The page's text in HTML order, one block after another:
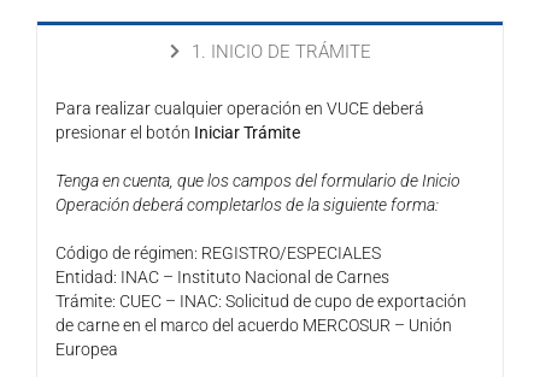
1. INICIO DE TRÁMITE
Para realizar cualquier operación en VUCE deberá
presionar el botón Iniciar Trámite
Tenga en cuenta, que los campos del formulario de Inicio
Operación deberá completarlos de la siguiente forma:
Código de régimen: REGISTRO/ESPECIALES
Entidad: INAC – Instituto Nacional de Carnes
Trámite: CUEC – INAC: Solicitud de cupo de exportación
de carne en el marco del acuerdo MERCOSUR – Unión
Europea